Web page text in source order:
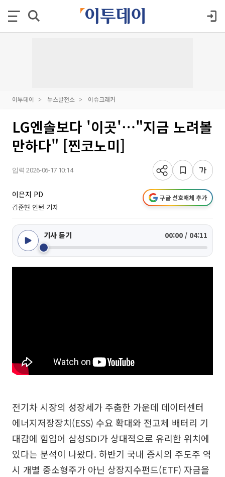
이투데이 뉴스발전소 이슈크래커
LG엔솔보다 '이곳'⋯"지금 노려볼
만하다" [찐코노미]
입력 2026-06-17 10:14
이은지 PD
김준현 인턴 기자
구글 선호매체 추가
기사 듣기 00:00 / 04:11
전기차 시장의 성장세가 주춤한 가운데 데이터센터
에너지저장장치(ESS) 수요 확대와 전고체 배터리 기
대감에 힘입어 삼성SDI가 상대적으로 유리한 위치에
있다는 분석이 나왔다. 하반기 국내 증시의 주도주 역
시 개별 중소형주가 아닌 상장지수펀드(ETF) 자금을